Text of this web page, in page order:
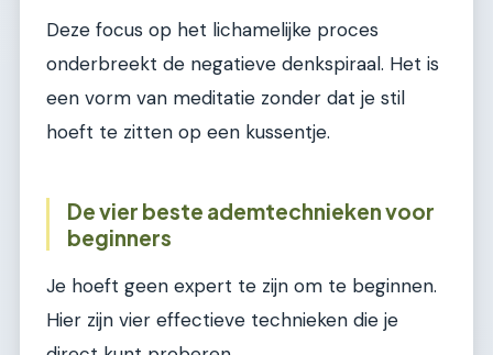
Deze focus op het lichamelijke proces
onderbreekt de negatieve denkspiraal. Het is
een vorm van meditatie zonder dat je stil
hoeft te zitten op een kussentje.
De vier beste ademtechnieken voor
beginners
Je hoeft geen expert te zijn om te beginnen.
Hier zijn vier effectieve technieken die je